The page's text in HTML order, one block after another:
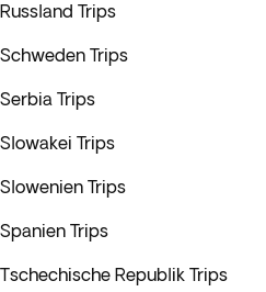
Russland Trips
Schweden Trips
Serbia Trips
Slowakei Trips
Slowenien Trips
Spanien Trips
Tschechische Republik Trips